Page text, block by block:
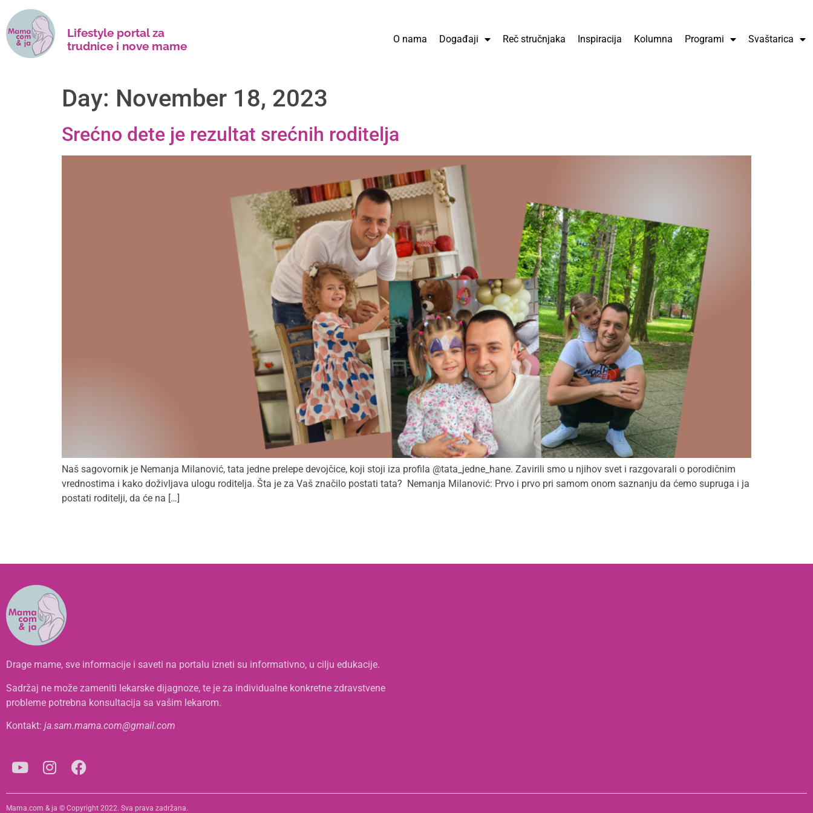
Lifestyle portal za
trudnice i nove mame
O nama Događaji Reč stručnjaka Inspiracija Kolumna Programi Svaštarica
Day: November 18, 2023
Srećno dete je rezultat srećnih roditelja
Naš sagovornik je Nemanja Milanović, tata jedne prelepe devojčice, koji stoji iza profila @tata_jedne_hane. Zavirili smo u njihov svet i razgovarali o porodičnim
vrednostima i kako doživljava ulogu roditelja. Šta je za Vaš značilo postati tata? Nemanja Milanović: Prvo i prvo pri samom onom saznanju da ćemo supruga i ja
postati roditelji, da će na […]
Drage mame, sve informacije i saveti na portalu izneti su informativno, u cilju edukacije.
Sadržaj ne može zameniti lekarske dijagnoze, te je za individualne konkretne zdravstvene
probleme potrebna konsultacija sa vašim lekarom.
Kontakt: ja.sam.mama.com@gmail.com
Mama.com & ja © Copyright 2022. Sva prava zadržana.